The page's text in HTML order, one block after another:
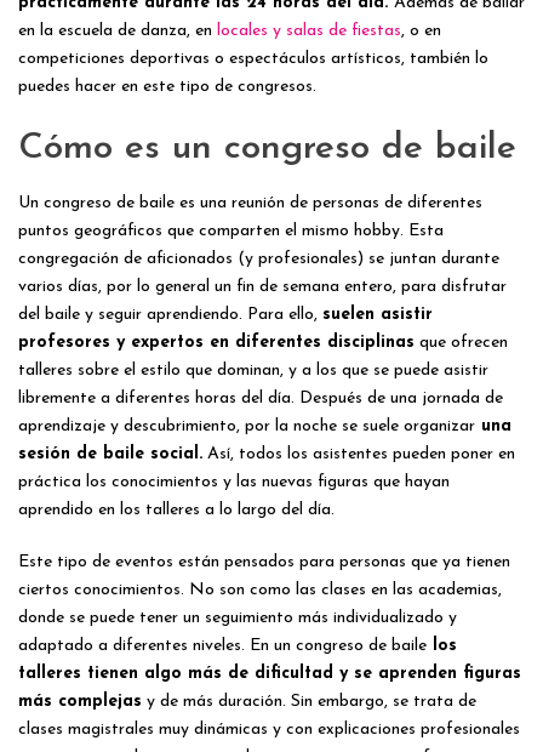
en la escuela de danza, en locales y salas de fiestas, o en
competiciones deportivas o espectáculos artísticos, también lo
puedes hacer en este tipo de congresos.
Cómo es un congreso de baile
Un congreso de baile es una reunión de personas de diferentes
puntos geográficos que comparten el mismo hobby. Esta
congregación de aficionados (y profesionales) se juntan durante
varios días, por lo general un fin de semana entero, para disfrutar
del baile y seguir aprendiendo. Para ello, suelen asistir
profesores y expertos en diferentes disciplinas que ofrecen
talleres sobre el estilo que dominan, y a los que se puede asistir
libremente a diferentes horas del día. Después de una jornada de
aprendizaje y descubrimiento, por la noche se suele organizar una
sesión de baile social. Así, todos los asistentes pueden poner en
práctica los conocimientos y las nuevas figuras que hayan
aprendido en los talleres a lo largo del día.
Este tipo de eventos están pensados para personas que ya tienen
ciertos conocimientos. No son como las clases en las academias,
donde se puede tener un seguimiento más individualizado y
adaptado a diferentes niveles. En un congreso de baile los
talleres tienen algo más de dificultad y se aprenden figuras
más complejas y de más duración. Sin embargo, se trata de
clases magistrales muy dinámicas y con explicaciones profesionales